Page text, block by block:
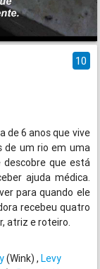
10
de 6 anos que vive
de um rio em uma
descobre que está
ajuda médica.
para quando ele
recebeu quatro
atriz e roteiro.
(Wink) Levy